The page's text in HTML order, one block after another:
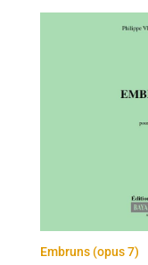
Embruns (opus 7)